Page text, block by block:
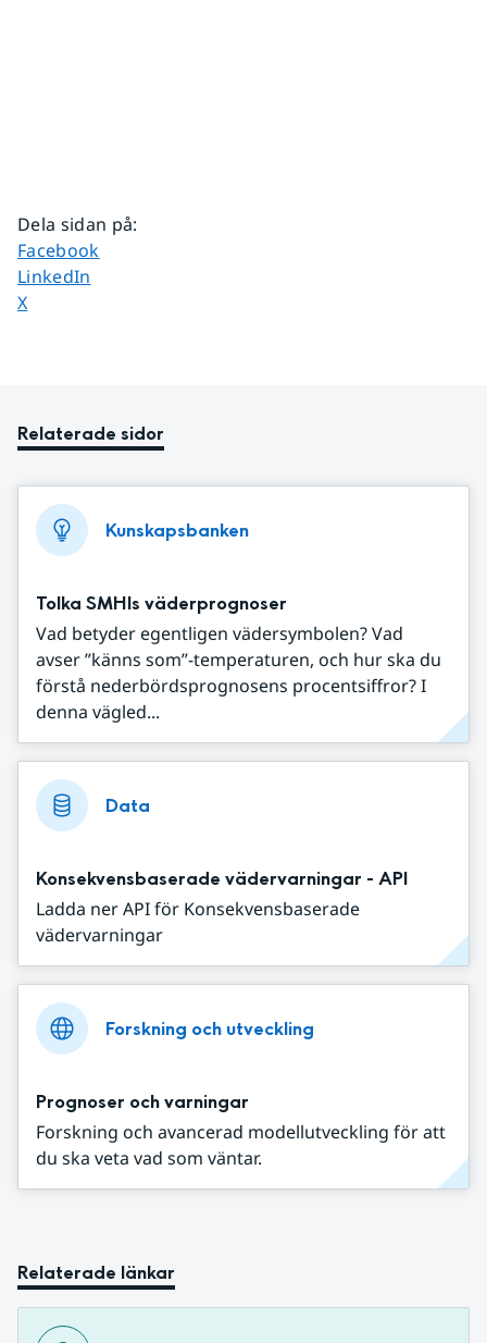
Dela sidan på:
Dela sidan på
Facebook
Dela sidan på
LinkedIn
Dela sidan på
X
Relaterade sidor
Kunskapsbanken
Tolka SMHIs väderprognoser
Vad betyder egentligen vädersymbolen? Vad
avser ”känns som”-temperaturen, och hur ska du
förstå nederbördsprognosens procentsiffror? I
denna vägled...
Data
Konsekvensbaserade vädervarningar - API
Ladda ner API för Konsekvensbaserade
vädervarningar
Forskning och utveckling
Prognoser och varningar
Forskning och avancerad modellutveckling för att
du ska veta vad som väntar.
Relaterade länkar